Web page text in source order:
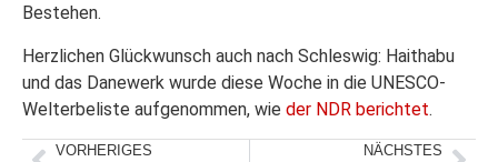
Bestehen.
Herzlichen Glückwunsch auch nach Schleswig: Haithabu
und das Danewerk wurde diese Woche in die UNESCO-
Welterbeliste aufgenommen, wie der NDR berichtet.
VORHERIGES NÄCHSTES